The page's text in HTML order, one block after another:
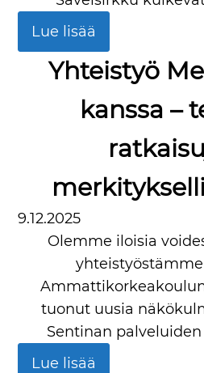
Lue lisää
Yhteistyö
kanssa –
9.12.2025
Olemme iloisia
tuonut uusia
Sentinan
Lue lisää